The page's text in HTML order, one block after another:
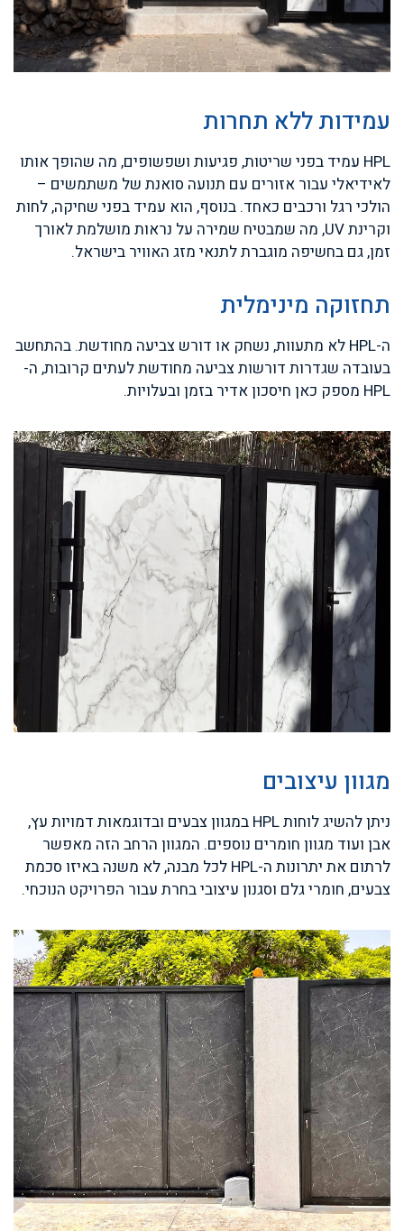
עמידות ללא תחרות
HPL עמיד בפני שריטות, פגיעות ושפשופים, מה שהופך אותו
לאידיאלי עבור אזורים עם תנועה סואנת של משתמשים –
הולכי רגל ורכבים כאחד. בנוסף, הוא עמיד בפני שחיקה, לחות
וקרינת UV, מה שמבטיח שמירה על נראות מושלמת לאורך
זמן, גם בחשיפה מוגברת לתנאי מזג האוויר בישראל.
תחזוקה מינימלית
ה-HPL לא מתעוות, נשחק או דורש צביעה מחודשת. בהתחשב
בעובדה שגדרות דורשות צביעה מחודשת לעתים קרובות, ה-
HPL מספק כאן חיסכון אדיר בזמן ובעלויות.
מגוון עיצובים
ניתן להשיג לוחות HPL במגוון צבעים ובדוגמאות דמויות עץ,
אבן ועוד מגוון חומרים נוספים. המגוון הרחב הזה מאפשר
לרתום את יתרונות ה-HPL לכל מבנה, לא משנה באיזו סכמת
צבעים, חומרי גלם וסגנון עיצובי בחרת עבור הפרויקט הנוכחי.